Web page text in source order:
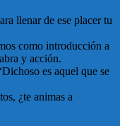
llenar de ese placer tu
como introducción a
y acción.
es aquel que se
¿te animas a